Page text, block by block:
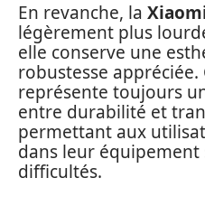
En revanche, la
légèrement plus
elle conserve une
robustesse appréciée.
représente toujours
entre durabilité et
permettant aux
dans leur équipement
difficultés.